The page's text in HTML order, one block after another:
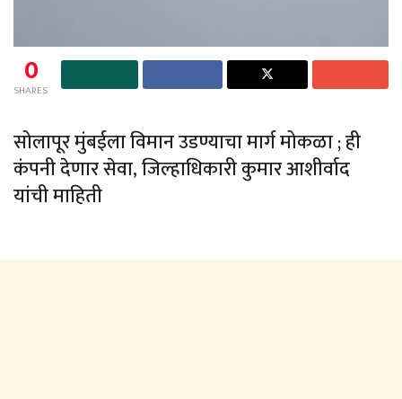
0
SHARES
सोलापूर मुंबईला विमान उडण्याचा मार्ग मोकळा ; ही
कंपनी देणार सेवा, जिल्हाधिकारी कुमार आशीर्वाद
यांची माहिती